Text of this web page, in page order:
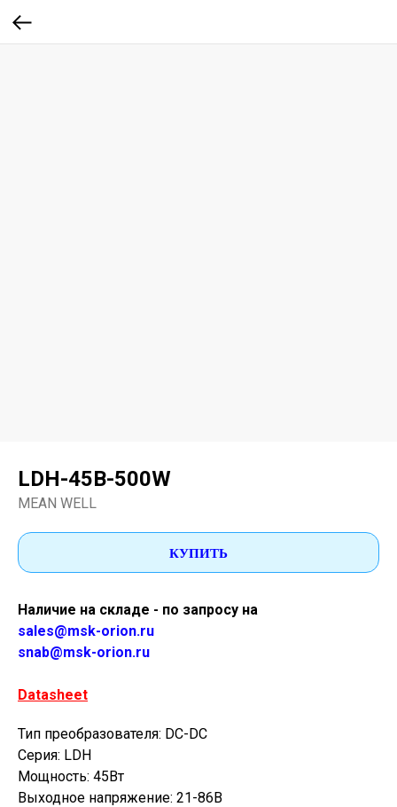
LDH-45B-500W
MEAN WELL
КУПИТЬ
Наличие на складе - по запросу на
sales@msk-orion.ru
snab@msk-orion.ru
Datasheet
Тип преобразователя: DC-DC
Серия: LDH
Мощность: 45Вт
Выходное напряжение: 21-86В